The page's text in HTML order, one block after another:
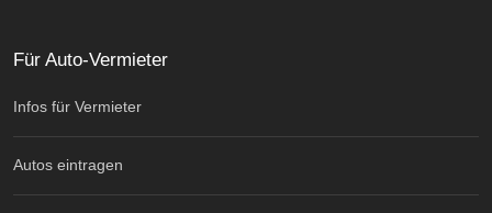
Für Auto-Vermieter
Infos für Vermieter
Autos eintragen